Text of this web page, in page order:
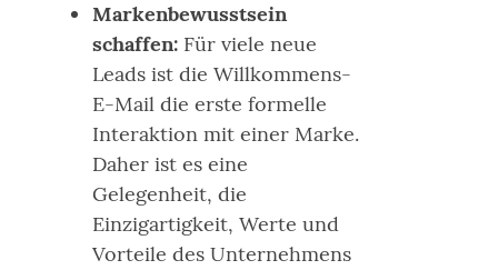
Markenbewusstsein
schaffen: Für viele neue
Leads ist die Willkommens-
E-Mail die erste formelle
Interaktion mit einer Marke.
Daher ist es eine
Gelegenheit, die
Einzigartigkeit, Werte und
Vorteile des Unternehmens